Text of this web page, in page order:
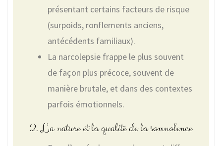
présentant certains facteurs de risque
(surpoids, ronflements anciens,
antécédents familiaux).
La narcolepsie frappe le plus souvent
de façon plus précoce, souvent de
manière brutale, et dans des contextes
parfois émotionnels.
2. La nature et la qualité de la somnolence